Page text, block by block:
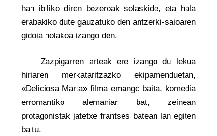
han ibiliko diren bezeroak solaskide, eta hala
erabakiko dute gauzatuko den antzerki-saioaren
gidoia nolakoa izango den.
Zazpigarren arteak ere izango du lekua
hiriaren merkataritzazko ekipamenduetan,
«Deliciosa Marta» filma emango baita, komedia
erromantiko alemaniar bat, zeinean
protagonistak jatetxe frantses batean lan egiten
baitu.